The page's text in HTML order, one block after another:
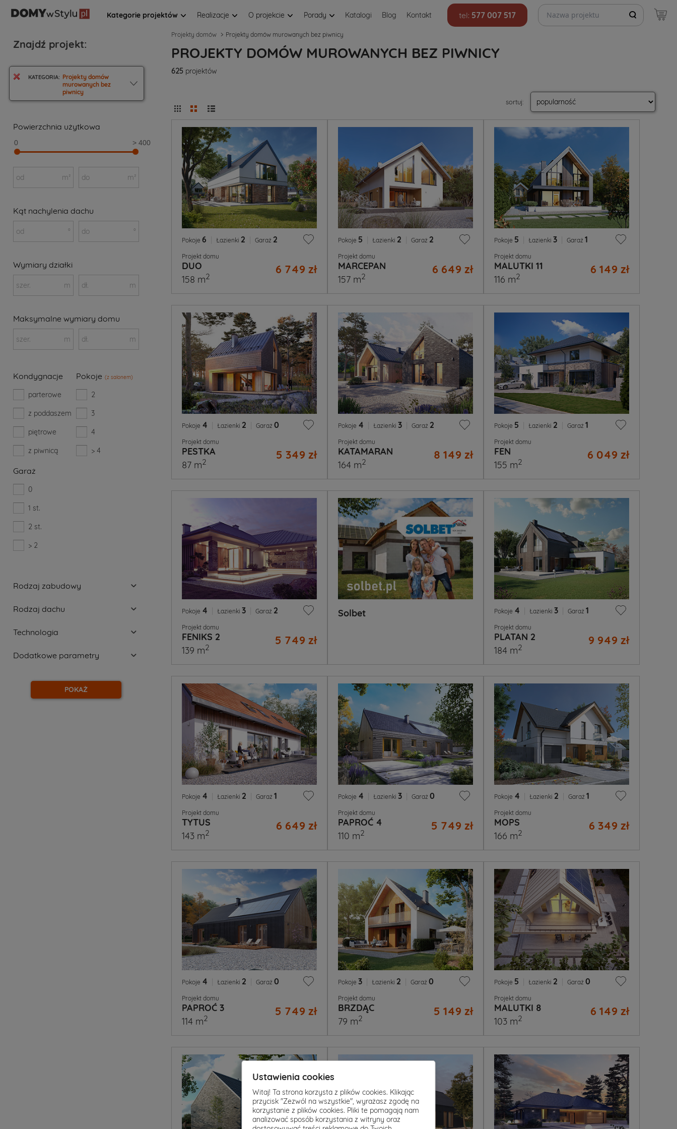
Kategorie projektów Realizacje O projekcie Porady Katalogi Blog Kontakt tel: 577 007 517
Szukaj projektów
Projekty domów Projekty domów murowanych bez piwnicy
PROJEKTY DOMÓW MUROWANYCH BEZ PIWNICY
625 projektów
sortuj:
Pokoje 6 Łazienki 2 Garaż 2
Projekt domu
DUO 6 749 zł
158 m2
Pokoje 5 Łazienki 2 Garaż 2
Projekt domu
MARCEPAN 6 649 zł
157 m2
Pokoje 5 Łazienki 3 Garaż 1
Projekt domu
MALUTKI 11 6 149 zł
116 m2
Pokoje 4 Łazienki 2 Garaż 0
Projekt domu
PESTKA 5 349 zł
87 m2
Pokoje 4 Łazienki 3 Garaż 2
Projekt domu
KATAMARAN 8 149 zł
164 m2
Pokoje 5 Łazienki 2 Garaż 1
Projekt domu
FEN 6 049 zł
155 m2
Pokoje 4 Łazienki 3 Garaż 2
Projekt domu
FENIKS 2 5 749 zł
139 m2
Solbet Pokoje 4 Łazienki 3 Garaż 1
Projekt domu
PLATAN 2 9 949 zł
184 m2
Pokoje 4 Łazienki 2 Garaż 1
Projekt domu
TYTUS 6 649 zł
143 m2
Pokoje 4 Łazienki 3 Garaż 0
Projekt domu
PAPROĆ 4 5 749 zł
110 m2
Pokoje 4 Łazienki 2 Garaż 1
Projekt domu
MOPS 6 349 zł
166 m2
Pokoje 4 Łazienki 2 Garaż 0
Projekt domu
PAPROĆ 3 5 749 zł
114 m2
Pokoje 3 Łazienki 2 Garaż 0
Projekt domu
BRZDĄC 5 149 zł
79 m2
Pokoje 5 Łazienki 2 Garaż 0
Projekt domu
MALUTKI 8 6 149 zł
103 m2
Znajdź projekt:
KATEGORIA: Projekty domów
murowanych bez
piwnicy
Powierzchnia użytkowa
0 > 400
od m² do m²
Kąt nachylenia dachu
od ° do °
Wymiary działki
szer. m dł. m
Maksymalne wymiary domu
szer. m dł. m
Kondygnacje
parterowe
z poddaszem
piętrowe
z piwnicą
Pokoje (z salonem)
2
3
4
> 4
Garaż
0
1 st.
2 st.
> 2
Rodzaj zabudowy
Rodzaj dachu
Technologia
Dodatkowe parametry
POKAŻ
Ustawienia cookies
Witaj! Ta strona korzysta z plików cookies. Klikając
przycisk "Zezwól na wszystkie", wyrażasz zgodę na
korzystanie z plików cookies. Pliki te pomagają nam
analizować sposób korzystania z witryny oraz